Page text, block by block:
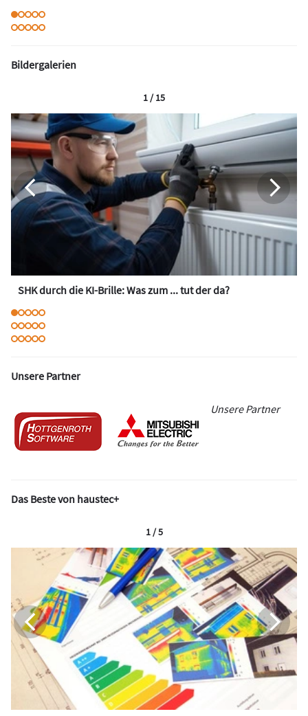
Bildergalerien
SHK durch die KI-Brille: Was zum ... tut der da?
1 / 15
Unsere Partner
Unsere Partner
Das Beste von haustec+
1 / 5